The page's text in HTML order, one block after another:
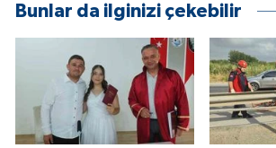
Bunlar da ilginizi çekebilir